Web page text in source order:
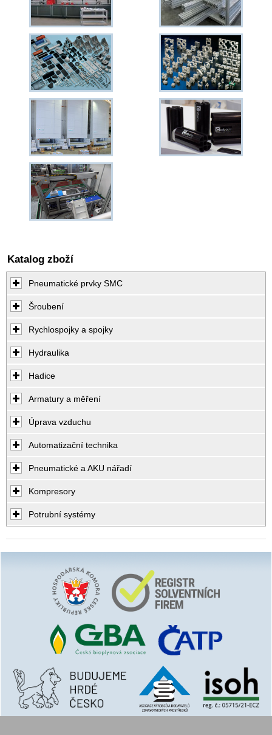
Katalog zboží
Pneumatické prvky SMC
Šroubení
Rychlospojky a spojky
Hydraulika
Hadice
Armatury a měření
Úprava vzduchu
Automatizační technika
Pneumatické a AKU nářadí
Kompresory
Potrubní systémy